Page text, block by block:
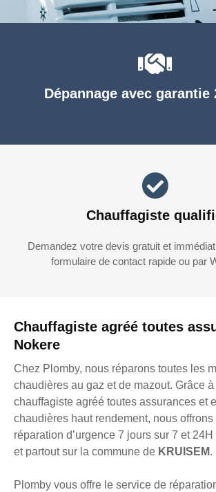
Chauffagiste agréé toutes
Nokere
Chez Plomby, nous réparons toutes les
chaudières au gaz et de mazout. Grâce
chauffagiste agréé toutes assurances et
chaudières haut rendement, nous
réparation d’urgence 7 jours sur 7 et 24H
et partout sur la commune de KRUISEM.
Plomby vous offre le service de
Dépannage avec garantie
Chauffagiste
Demandez votre devis gratuit et
formulaire de contact rapide ou par